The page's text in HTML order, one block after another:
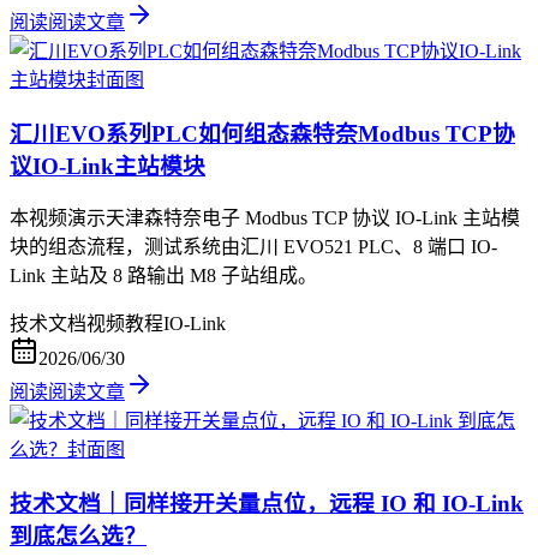
阅读阅读文章
汇川EVO系列PLC如何组态森特奈Modbus TCP协
议IO-Link主站模块
本视频演示天津森特奈电子 Modbus TCP 协议 IO-Link 主站模
块的组态流程，测试系统由汇川 EVO521 PLC、8 端口 IO-
Link 主站及 8 路输出 M8 子站组成。
技术文档视频教程IO-Link
2026/06/30
阅读阅读文章
技术文档｜同样接开关量点位，远程 IO 和 IO-Link
到底怎么选？